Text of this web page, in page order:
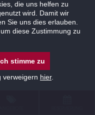
die uns helfen zu
wird. Damit wir
Sie uns dies erlauben.
diese Zustimmung zu
stimme zu
verweigern hier.